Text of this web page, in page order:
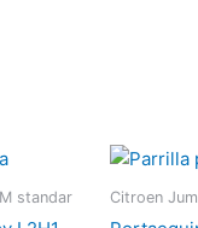
standar
Citroen
El